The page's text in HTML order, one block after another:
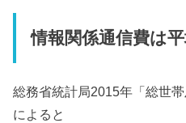
情報関係通信費は
総務省統計局2015年「総世
によると